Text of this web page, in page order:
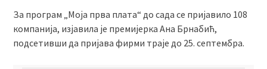
За програм „Моја прва плата“ до сада се пријавило 108
компанија, изјавила је премијерка Ана Брнабић,
подсетивши да пријава фирми траје до 25. септембра.